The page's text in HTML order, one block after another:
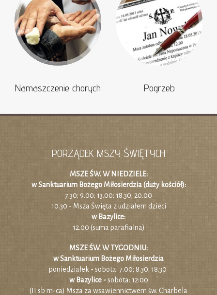
Namaszczenie chorych Pogrzeb
PORZĄDEK MSZY ŚWIĘTYCH
MSZE ŚW. W NIEDZIELE:
w Sanktuarium Bożego Miłosierdzia (duży kościół):
7.30; 9.00; 13.00; 18.30; 20.00
10.30 - Msza Święta z udziałem dzieci
w Bazylice:
12.00 (suma parafialna)
MSZE ŚW. W TYGODNIU:
w Sanktuarium Bożego Miłosierdzia
poniedziałek - sobota: 7.00; 8.30; 18.30
w Bazylice -sobota: 12:00
(II sb m-ca) Msza za wsawiennictwem św. Charbela